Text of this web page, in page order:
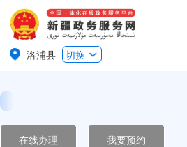
洛浦县 切换
在线办理 我要预约